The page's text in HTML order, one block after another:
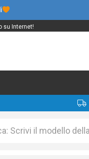
su Internet!